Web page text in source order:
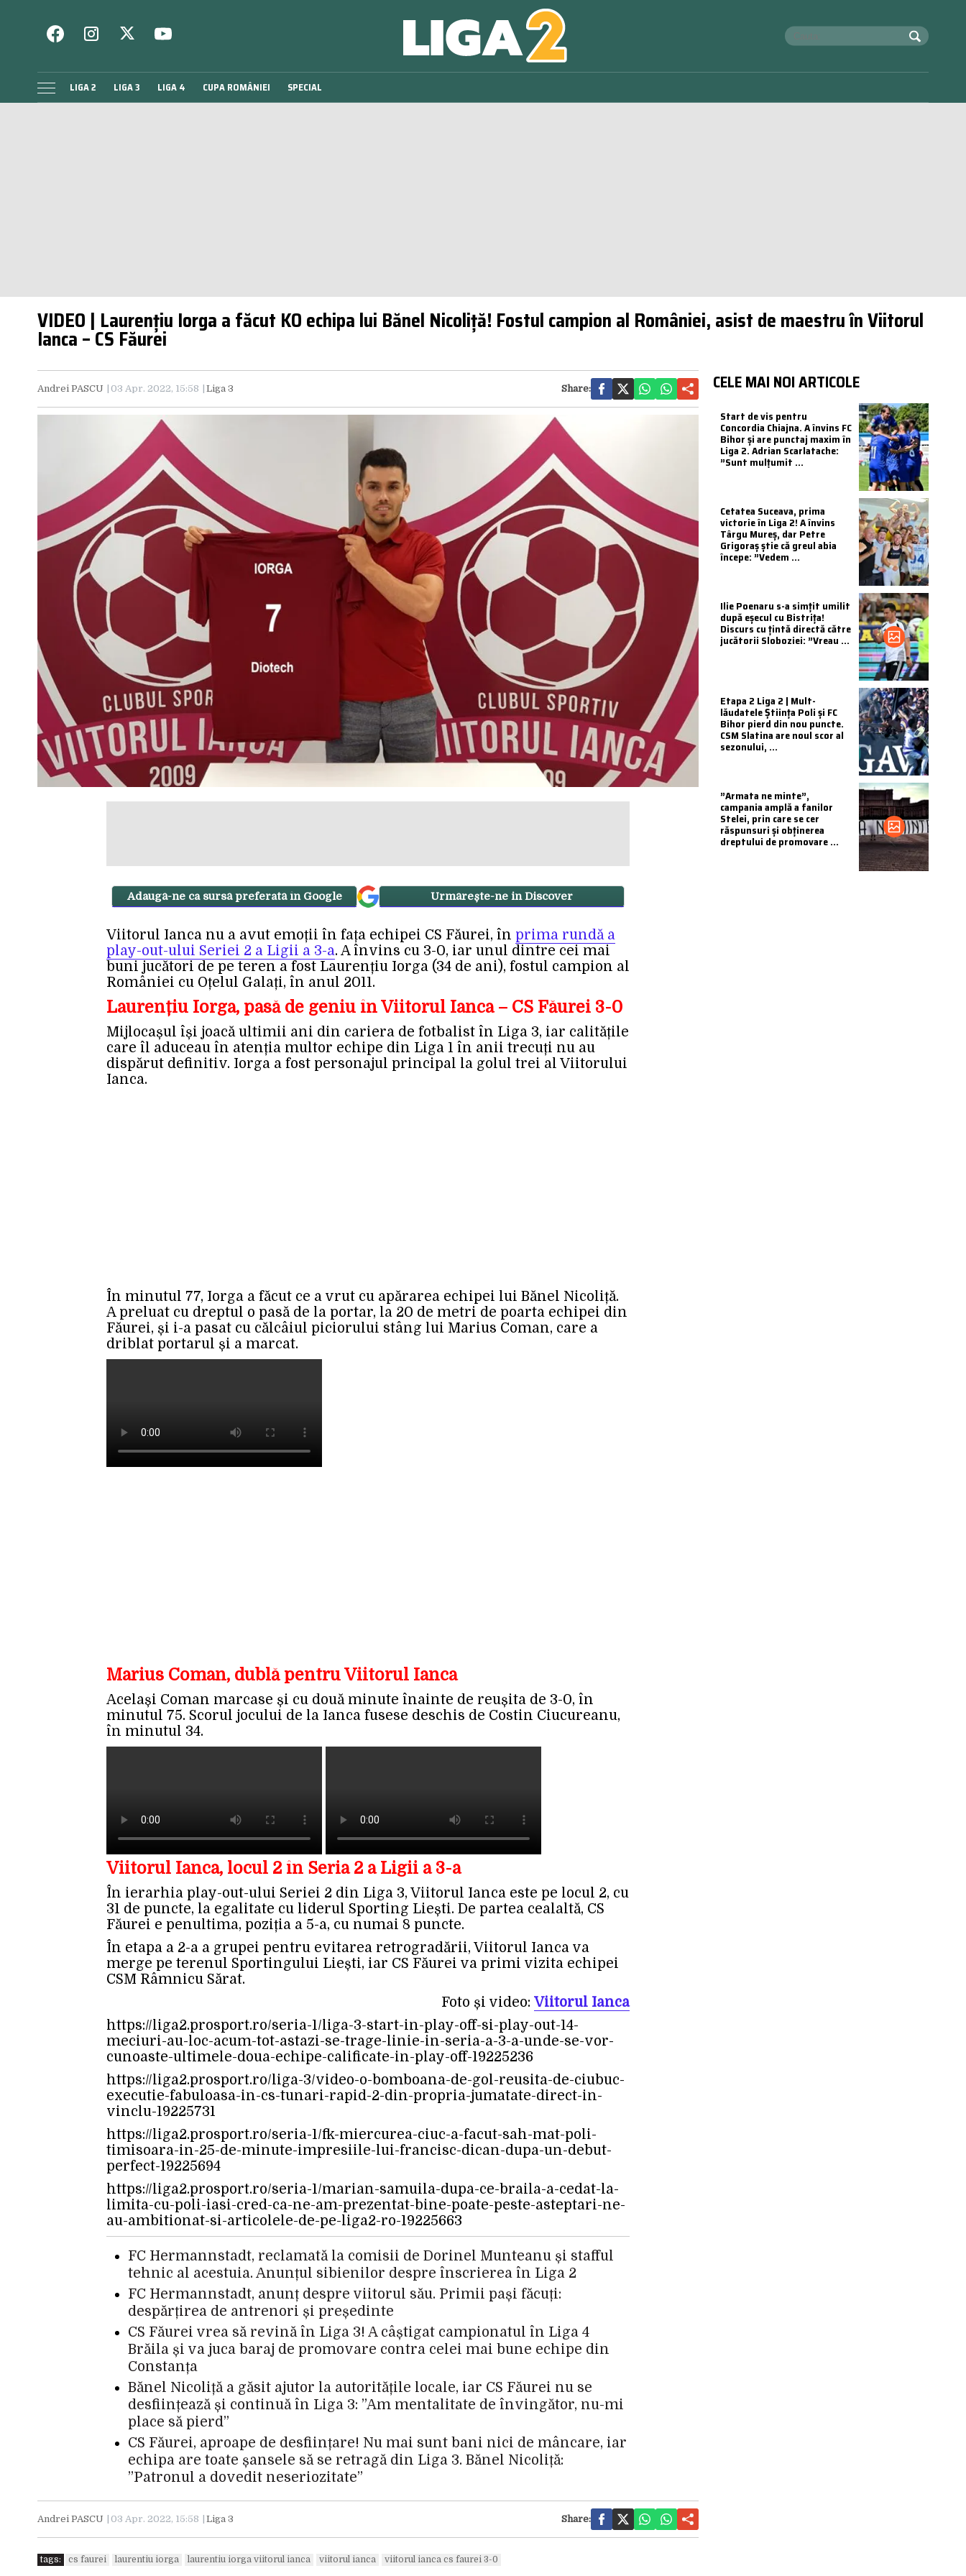
LIGA 2 LIGA 3 LIGA 4 CUPA ROMÂNIEI SPECIAL
VIDEO | Laurențiu Iorga a făcut KO echipa lui Bănel Nicoliță! Fostul campion al României, asist de maestru în Viitorul
Ianca – CS Făurei
Andrei PASCU 03 Apr. 2022, 15:58 Liga 3 Share:
Adaugă-ne ca sursă preferată în Google Urmărește-ne in Discover
Viitorul Ianca nu a avut emoții în fața echipei CS Făurei, în prima rundă a
play-out-ului Seriei 2 a Ligii a 3-a. A învins cu 3-0, iar unul dintre cei mai
buni jucători de pe teren a fost Laurențiu Iorga (34 de ani), fostul campion al
României cu Oțelul Galați, în anul 2011.
Laurențiu Iorga, pasă de geniu în Viitorul Ianca – CS Făurei 3-0
Mijlocașul își joacă ultimii ani din cariera de fotbalist în Liga 3, iar calitățile
care îl aduceau în atenția multor echipe din Liga 1 în anii trecuți nu au
dispărut definitiv. Iorga a fost personajul principal la golul trei al Viitorului
Ianca.
În minutul 77, Iorga a făcut ce a vrut cu apărarea echipei lui Bănel Nicoliță.
A preluat cu dreptul o pasă de la portar, la 20 de metri de poarta echipei din
Făurei, și i-a pasat cu călcâiul piciorului stâng lui Marius Coman, care a
driblat portarul și a marcat.
Marius Coman, dublă pentru Viitorul Ianca
Același Coman marcase și cu două minute înainte de reușita de 3-0, în
minutul 75. Scorul jocului de la Ianca fusese deschis de Costin Ciucureanu,
în minutul 34.
Viitorul Ianca, locul 2 în Seria 2 a Ligii a 3-a
În ierarhia play-out-ului Seriei 2 din Liga 3, Viitorul Ianca este pe locul 2, cu
31 de puncte, la egalitate cu liderul Sporting Liești. De partea cealaltă, CS
Făurei e penultima, poziția a 5-a, cu numai 8 puncte.
În etapa a 2-a a grupei pentru evitarea retrogradării, Viitorul Ianca va
merge pe terenul Sportingului Liești, iar CS Făurei va primi vizita echipei
CSM Râmnicu Sărat.
Foto și video: Viitorul Ianca
https://liga2.prosport.ro/seria-1/liga-3-start-in-play-off-si-play-out-14-
meciuri-au-loc-acum-tot-astazi-se-trage-linie-in-seria-a-3-a-unde-se-vor-
cunoaste-ultimele-doua-echipe-calificate-in-play-off-19225236
https://liga2.prosport.ro/liga-3/video-o-bomboana-de-gol-reusita-de-ciubuc-
executie-fabuloasa-in-cs-tunari-rapid-2-din-propria-jumatate-direct-in-
vinclu-19225731
https://liga2.prosport.ro/seria-1/fk-miercurea-ciuc-a-facut-sah-mat-poli-
timisoara-in-25-de-minute-impresiile-lui-francisc-dican-dupa-un-debut-
perfect-19225694
https://liga2.prosport.ro/seria-1/marian-samuila-dupa-ce-braila-a-cedat-la-
limita-cu-poli-iasi-cred-ca-ne-am-prezentat-bine-poate-peste-asteptari-ne-
au-ambitionat-si-articolele-de-pe-liga2-ro-19225663
FC Hermannstadt, reclamată la comisii de Dorinel Munteanu și stafful
tehnic al acestuia. Anunțul sibienilor despre înscrierea în Liga 2
FC Hermannstadt, anunț despre viitorul său. Primii pași făcuți:
despărțirea de antrenori și președinte
CS Făurei vrea să revină în Liga 3! A câștigat campionatul în Liga 4
Brăila și va juca baraj de promovare contra celei mai bune echipe din
Constanța
Bănel Nicoliță a găsit ajutor la autoritățile locale, iar CS Făurei nu se
desființează și continuă în Liga 3: ”Am mentalitate de învingător, nu-mi
place să pierd”
CS Făurei, aproape de desființare! Nu mai sunt bani nici de mâncare, iar
echipa are toate șansele să se retragă din Liga 3. Bănel Nicoliță:
”Patronul a dovedit neseriozitate”
Andrei PASCU 03 Apr. 2022, 15:58 Liga 3 Share:
tags: cs faurei laurentiu iorga laurentiu iorga viitorul ianca viitorul ianca viitorul ianca cs faurei 3-0
CELE MAI NOI ARTICOLE
Start de vis pentru
Concordia Chiajna. A învins FC
Bihor și are punctaj maxim în
Liga 2. Adrian Scarlatache:
”Sunt mulțumit ...
Cetatea Suceava, prima
victorie în Liga 2! A învins
Târgu Mureș, dar Petre
Grigoraș știe că greul abia
începe: ”Vedem ...
Ilie Poenaru s-a simțit umilit
după eșecul cu Bistrița!
Discurs cu țintă directă către
jucătorii Sloboziei: ”Vreau ...
Etapa 2 Liga 2 | Mult-
lăudatele Știința Poli și FC
Bihor pierd din nou puncte.
CSM Slatina are noul scor al
sezonului, ...
”Armata ne minte”,
campania amplă a fanilor
Stelei, prin care se cer
răspunsuri și obținerea
dreptului de promovare ...